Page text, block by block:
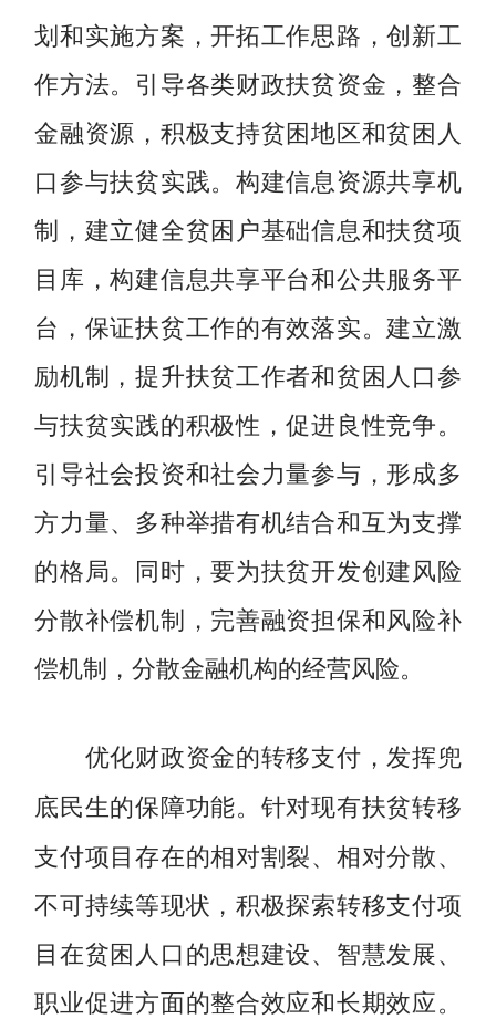
划和实施方案，开拓工作思路，创新工
作方法。引导各类财政扶贫资金，整合
金融资源，积极支持贫困地区和贫困人
口参与扶贫实践。构建信息资源共享机
制，建立健全贫困户基础信息和扶贫项
目库，构建信息共享平台和公共服务平
台，保证扶贫工作的有效落实。建立激
励机制，提升扶贫工作者和贫困人口参
与扶贫实践的积极性，促进良性竞争。
引导社会投资和社会力量参与，形成多
方力量、多种举措有机结合和互为支撑
的格局。同时，要为扶贫开发创建风险
分散补偿机制，完善融资担保和风险补
偿机制，分散金融机构的经营风险。
优化财政资金的转移支付，发挥兜
底民生的保障功能。 针对现有扶贫转移
支付项目存在的相对割裂、相对分散、
不可持续等现状，积极探索转移支付项
目在贫困人口的思想建设、智慧发展、
职业促进方面的整合效应和长期效应。